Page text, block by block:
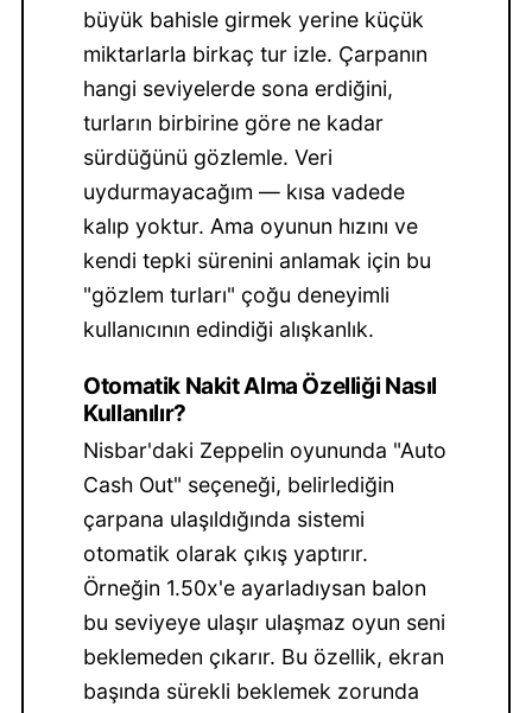
büyük bahisle girmek yerine küçük
miktarlarla birkaç tur izle. Çarpanın
hangi seviyelerde sona erdiğini,
turların birbirine göre ne kadar
sürdüğünü gözlemle. Veri
uydurmayacağım — kısa vadede
kalıp yoktur. Ama oyunun hızını ve
kendi tepki sürenini anlamak için bu
"gözlem turları" çoğu deneyimli
kullanıcının edindiği alışkanlık.
Otomatik Nakit Alma Özelliği Nasıl
Kullanılır?
Nisbar'daki Zeppelin oyununda "Auto
Cash Out" seçeneği, belirlediğin
çarpana ulaşıldığında sistemi
otomatik olarak çıkış yaptırır.
Örneğin 1.50x'e ayarladıysan balon
bu seviyeye ulaşır ulaşmaz oyun seni
beklemeden çıkarır. Bu özellik, ekran
başında sürekli beklemek zorunda